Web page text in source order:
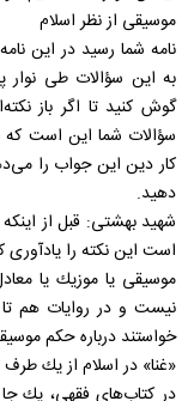
موسيقی از نظر اسلام
نامه شما رسيد در اين
به اين سؤالات طی
گوش كنيد تا اگر باز
سؤالات شما اين است كه
كار دين اين جواب را
دهيد.
شهيد بهشتی: قبل از
است اين نكته را يادآوری
موسيقی يا موزيك يا
نيست و در روايات هم تا
خواستند درباره حكم
«غنا» در اسلام از يك
در كتاب‌های فقهی، يك جا